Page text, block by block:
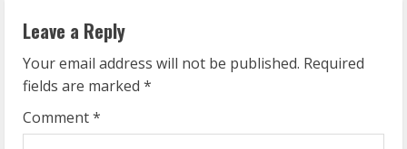
n
u
e
R
Leave a Reply
Your email address will not be published. Required
fields are marked *
Comment*